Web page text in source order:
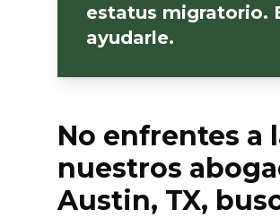
estatus migratorio.
ayudarle.
No enfrentes a
nuestros
Austin, TX,